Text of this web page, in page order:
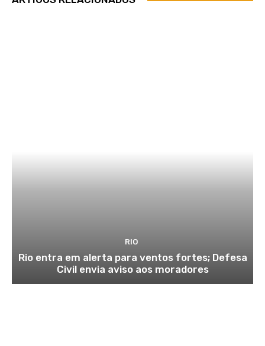
RIO
Rio entra em alerta para ventos fortes; Defesa
Civil envia aviso aos moradores